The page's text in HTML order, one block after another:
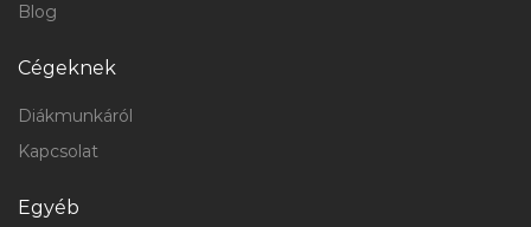
Blog
Cégeknek
Diákmunkáról
Kapcsolat
Egyéb